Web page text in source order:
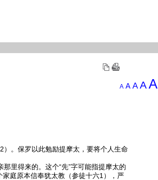
A A A AA
）。保罗以此勉励提摩太，要将个人生命
里得来的。这个“先”字可能指提摩太的
家庭原本信奉犹太教（参徒十六1），严